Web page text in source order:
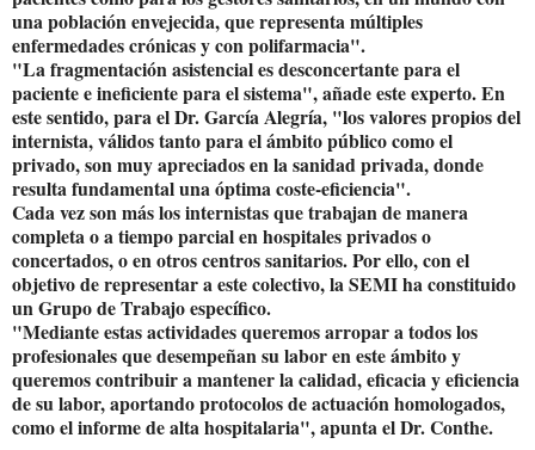
una población envejecida, que representa múltiples
enfermedades crónicas y con polifarmacia".
"La fragmentación asistencial es desconcertante para el
paciente e ineficiente para el sistema", añade este experto. En
este sentido, para el Dr. García Alegría, "los valores propios del
internista, válidos tanto para el ámbito público como el
privado, son muy apreciados en la sanidad privada, donde
resulta fundamental una óptima coste-eficiencia".
Cada vez son más los internistas que trabajan de manera
completa o a tiempo parcial en hospitales privados o
concertados, o en otros centros sanitarios. Por ello, con el
objetivo de representar a este colectivo, la SEMI ha constituido
un Grupo de Trabajo específico.
"Mediante estas actividades queremos arropar a todos los
profesionales que desempeñan su labor en este ámbito y
queremos contribuir a mantener la calidad, eficacia y eficiencia
de su labor, aportando protocolos de actuación homologados,
como el informe de alta hospitalaria", apunta el Dr. Conthe.